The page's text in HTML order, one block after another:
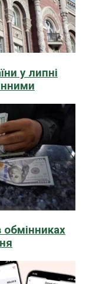
у липні
обмінниках